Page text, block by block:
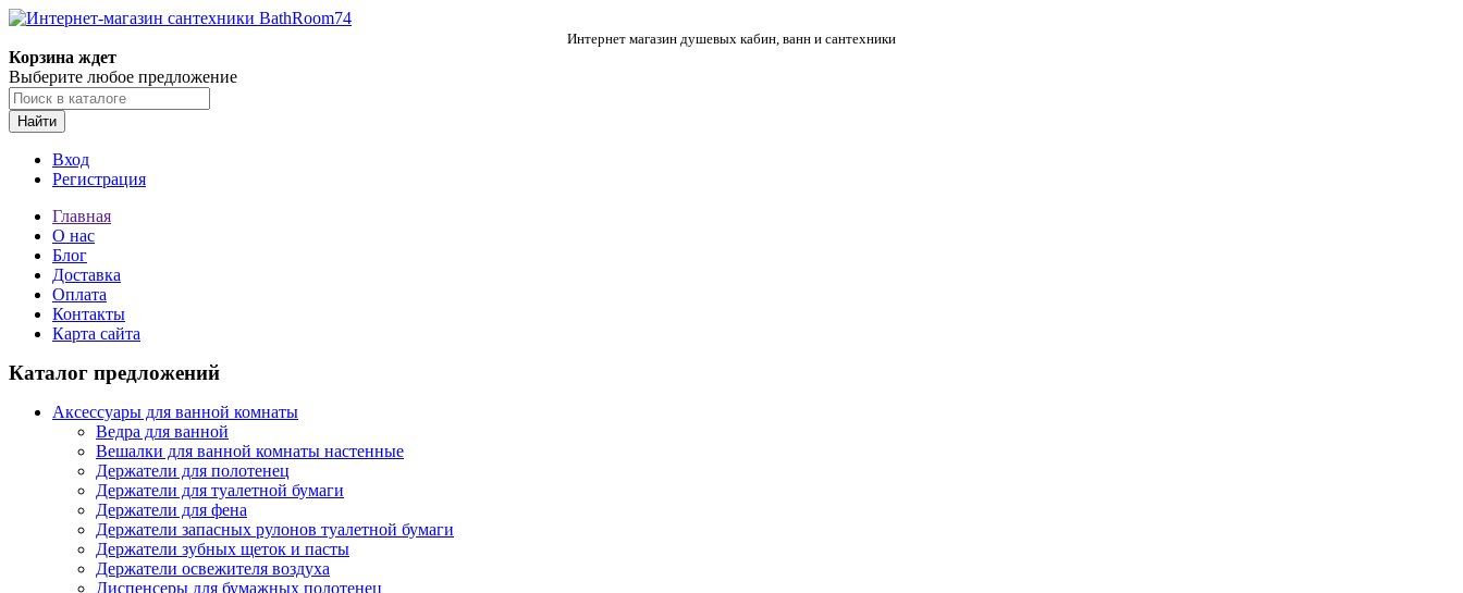
Интернет магазин душевых кабин, ванн и сантехники
Корзина ждет
Выберите любое предложение
Найти
Вход
Регистрация
Главная
О нас
Блог
Доставка
Оплата
Контакты
Карта сайта
Каталог предложений
Аксессуары для ванной комнаты
Ведра для ванной
Вешалки для ванной комнаты настенные
Держатели для полотенец
Держатели для туалетной бумаги
Держатели для фена
Держатели запасных рулонов туалетной бумаги
Держатели зубных щеток и пасты
Держатели освежителя воздуха
Диспенсеры для бумажных полотенец